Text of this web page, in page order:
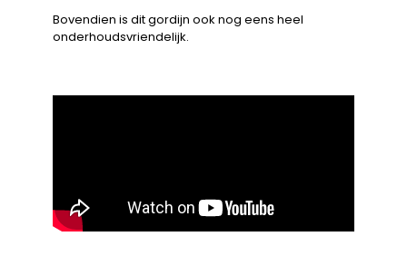
Bovendien is dit gordijn ook nog eens heel
onderhoudsvriendelijk.